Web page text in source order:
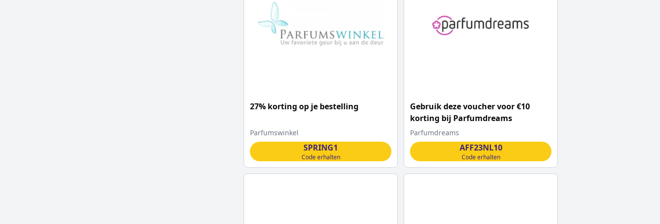
27% korting op je bestelling
Parfumswinkel
SPRING1
Code erhalten
Gebruik deze voucher voor €10
korting bij Parfumdreams
Parfumdreams
AFF23NL10
Code erhalten